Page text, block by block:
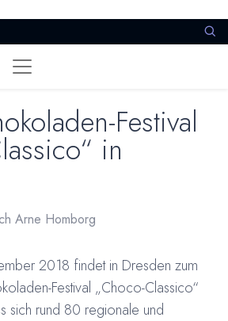
Festival
in
Arne Homborg
2018 findet in Dresden zum
Festival „Choco-Classico“
sich rund 80 regionale und